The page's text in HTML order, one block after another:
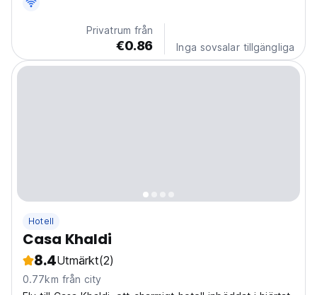
blue-washed streets just steps from your door. Casa
Autiui offers a stylish and comfortable haven...
Privatrum från
€0.86 Inga sovsalar tillgängliga
Hotell
Casa Khaldi
8.4Utmärkt(2)
0.77km från city